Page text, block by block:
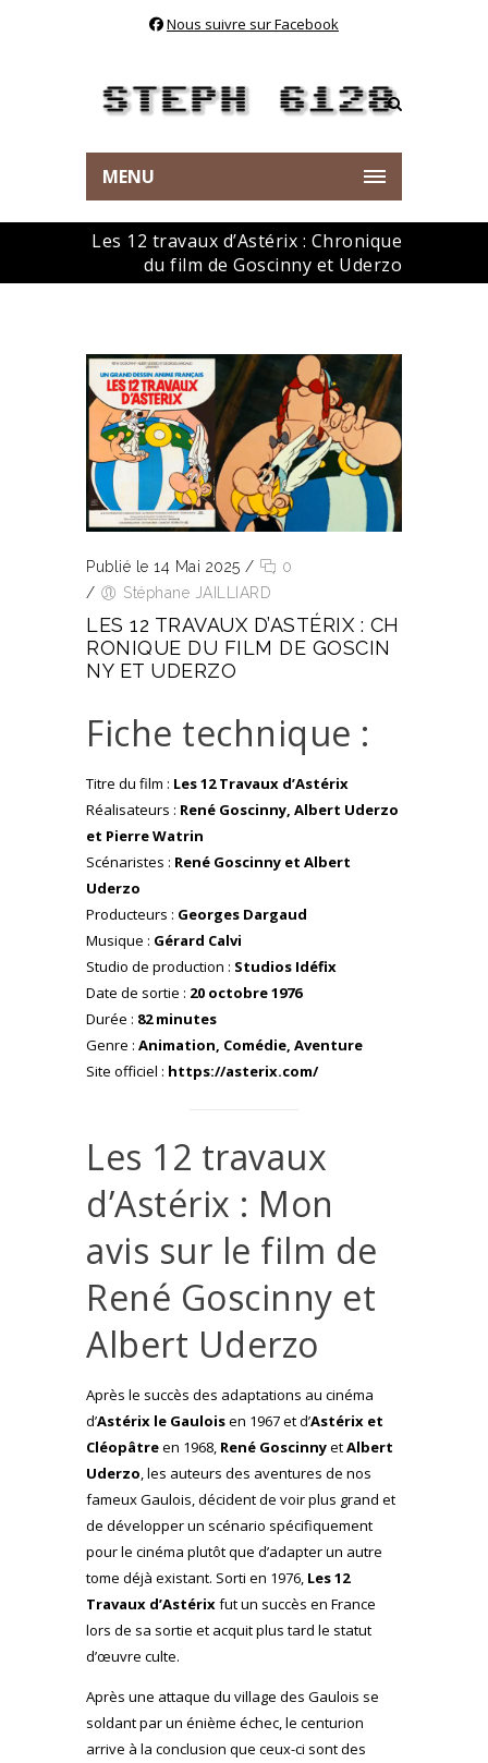
Nous suivre sur Facebook
MENU
Les 12 travaux d’Astérix : Chronique
du film de Goscinny et Uderzo
Publié le 14 Mai 2025 /
0
/
Stéphane JAILLIARD
LES 12 TRAVAUX D’ASTÉRIX : CH
RONIQUE DU FILM DE GOSCIN
NY ET UDERZO
Fiche technique :
Titre du film : Les 12 Travaux d’Astérix
Réalisateurs : René Goscinny, Albert Uderzo
et Pierre Watrin
Scénaristes : René Goscinny et Albert
Uderzo
Producteurs : Georges Dargaud
Musique : Gérard Calvi
Studio de production : Studios Idéfix
Date de sortie : 20 octobre 1976
Durée : 82 minutes
Genre : Animation, Comédie, Aventure
Site officiel : https://asterix.com/
Les 12 travaux
d’Astérix : Mon
avis sur le film de
René Goscinny et
Albert Uderzo
Après le succès des adaptations au cinéma
d’Astérix le Gauloisen 1967 et d’Astérix et
Cléopâtreen 1968, René GoscinnyetAlbert
Uderzo, les auteurs des aventures de nos
fameux Gaulois, décident de voir plus grand et
de développer un scénario spécifiquement
pour le cinéma plutôt que d’adapter un autre
tome déjà existant. Sorti en 1976, Les 12
Travaux d’Astérixfut un succès en France
lors de sa sortie et acquit plus tard le statut
d’œuvre culte.
Après une attaque du village des Gaulois se
soldant par un énième échec, le centurion
arrive à la conclusion que ceux-ci sont des